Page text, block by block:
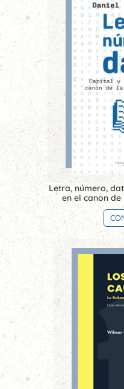
Letra, número,
en el canon